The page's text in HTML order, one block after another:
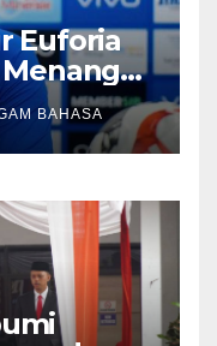
Euforia
BAHASA